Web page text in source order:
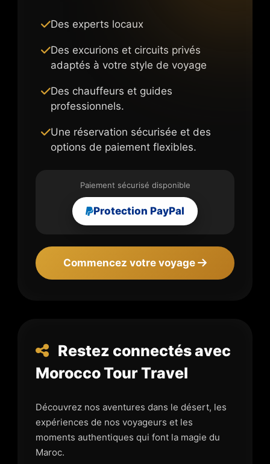
Des experts locaux
Des excurions et circuits privés
adaptés à votre style de voyage
Des chauffeurs et guides
professionnels.
Une réservation sécurisée et des
options de paiement flexibles.
Paiement sécurisé disponible
Protection PayPal
Commencez votre voyage
Restez connectés avec
Morocco Tour Travel
Découvrez nos aventures dans le désert, les
expériences de nos voyageurs et les
moments authentiques qui font la magie du
Maroc.